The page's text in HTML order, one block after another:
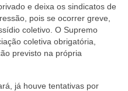
e deixa os sindicatos de
pois se ocorrer greve,
coletivo. O Supremo
coletiva obrigatória,
previsto na própria
já houve tentativas por